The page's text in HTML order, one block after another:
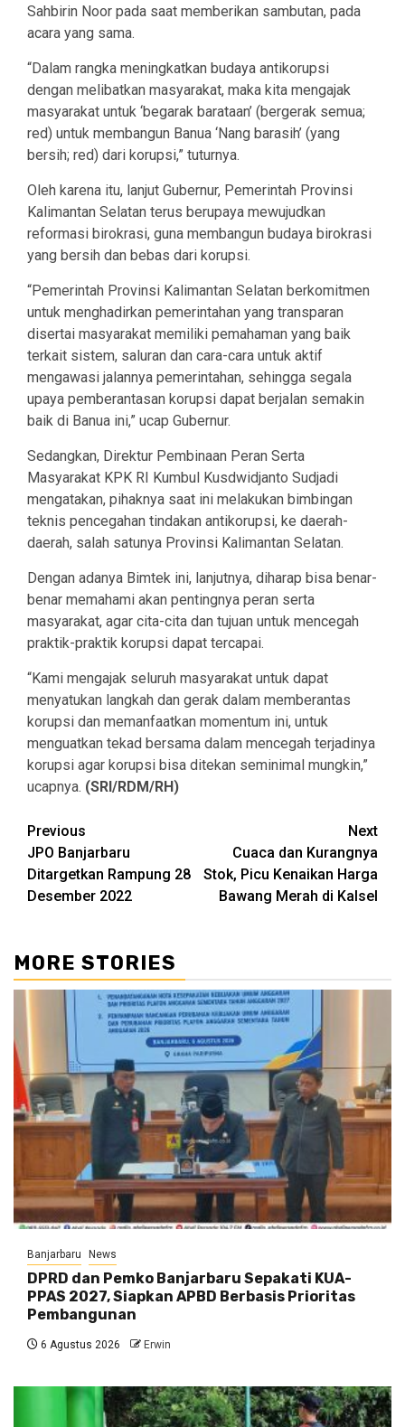
Sahbirin Noor pada saat memberikan sambutan, pada
acara yang sama.
“Dalam rangka meningkatkan budaya antikorupsi
dengan melibatkan masyarakat, maka kita mengajak
masyarakat untuk ‘begarak barataan’ (bergerak semua;
red) untuk membangun Banua ‘Nang barasih’ (yang
bersih; red) dari korupsi,” tuturnya.
Oleh karena itu, lanjut Gubernur, Pemerintah Provinsi
Kalimantan Selatan terus berupaya mewujudkan
reformasi birokrasi, guna membangun budaya birokrasi
yang bersih dan bebas dari korupsi.
“Pemerintah Provinsi Kalimantan Selatan berkomitmen
untuk menghadirkan pemerintahan yang transparan
disertai masyarakat memiliki pemahaman yang baik
terkait sistem, saluran dan cara-cara untuk aktif
mengawasi jalannya pemerintahan, sehingga segala
upaya pemberantasan korupsi dapat berjalan semakin
baik di Banua ini,” ucap Gubernur.
Sedangkan, Direktur Pembinaan Peran Serta
Masyarakat KPK RI Kumbul Kusdwidjanto Sudjadi
mengatakan, pihaknya saat ini melakukan bimbingan
teknis pencegahan tindakan antikorupsi, ke daerah-
daerah, salah satunya Provinsi Kalimantan Selatan.
Dengan adanya Bimtek ini, lanjutnya, diharap bisa benar-
benar memahami akan pentingnya peran serta
masyarakat, agar cita-cita dan tujuan untuk mencegah
praktik-praktik korupsi dapat tercapai.
“Kami mengajak seluruh masyarakat untuk dapat
menyatukan langkah dan gerak dalam memberantas
korupsi dan memanfaatkan momentum ini, untuk
menguatkan tekad bersama dalam mencegah terjadinya
korupsi agar korupsi bisa ditekan seminimal mungkin,”
ucapnya. (SRI/RDM/RH)
Continue
Reading
Previous
JPO Banjarbaru
Ditargetkan Rampung 28
Desember 2022
Next
Cuaca dan Kurangnya
Stok, Picu Kenaikan Harga
Bawang Merah di Kalsel
MORE STORIES
Banjarbaru News
DPRD dan Pemko Banjarbaru Sepakati KUA-
PPAS 2027, Siapkan APBD Berbasis Prioritas
Pembangunan
6 Agustus 2026 Erwin